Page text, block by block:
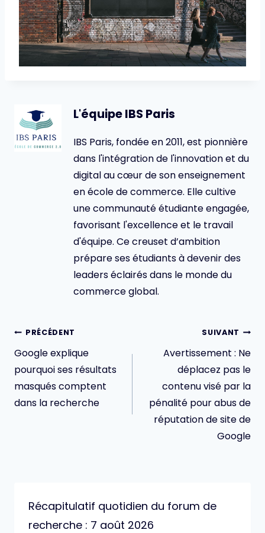
L'équipe IBS Paris
IBS Paris, fondée en 2011, est pionnière
dans l'intégration de l'innovation et du
digital au cœur de son enseignement
en école de commerce. Elle cultive
une communauté étudiante engagée,
favorisant l'excellence et le travail
d'équipe. Ce creuset d’ambition
prépare ses étudiants à devenir des
leaders éclairés dans le monde du
commerce global.
Navigation
de
l’article
PRÉCÉDENT
Google explique
pourquoi ses résultats
masqués comptent
dans la recherche
SUIVANT
Avertissement : Ne
déplacez pas le
contenu visé par la
pénalité pour abus de
réputation de site de
Google
Récapitulatif quotidien du forum de
recherche : 7 août 2026